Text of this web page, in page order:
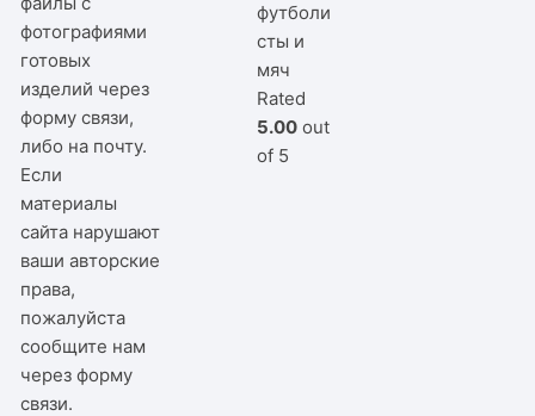
фотографиями
готовых
изделий через
форму связи,
либо на почту.
Если
материалы
сайта нарушают
ваши авторские
права,
пожалуйста
сообщите нам
черезформу
связи.
футболи
сты и
мяч
Rated
5.00 out
of 5